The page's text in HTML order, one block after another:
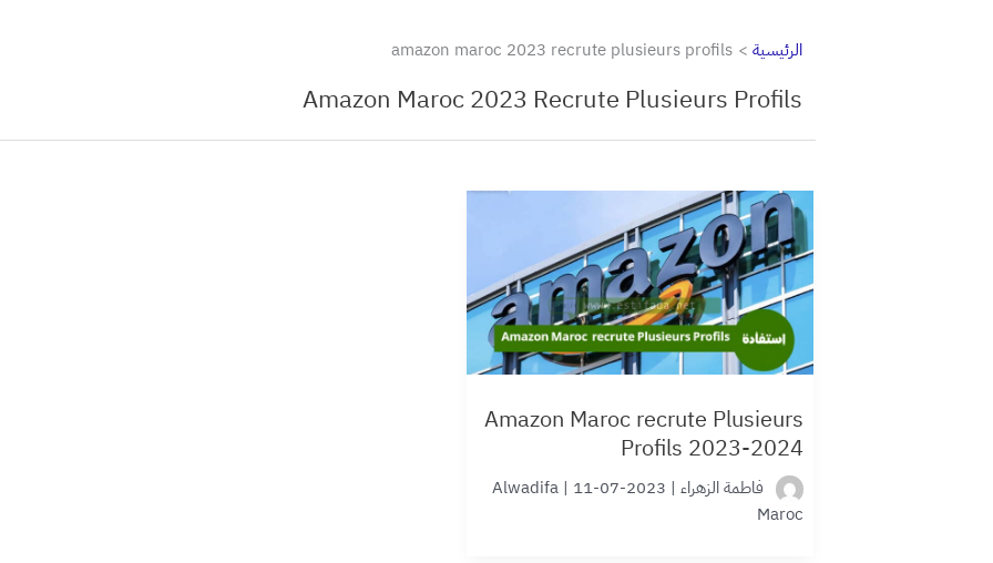
الرئيسية amazon maroc 2023 recrute plusieurs profils
Amazon Maroc 2023 Recrute Plusieurs Profils
Amazon Maroc recrute Plusieurs
Profils 2023-2024
فاطمة الزهراء |
2023-07-11
|
Alwadifa
Maroc